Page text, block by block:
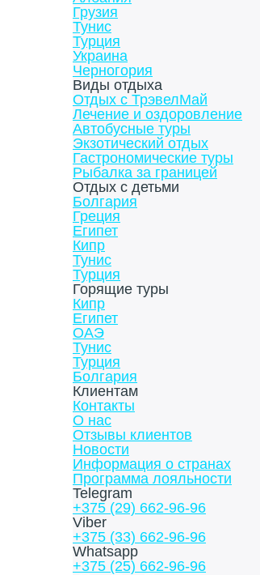
Грузия
Тунис
Турция
Украина
Черногория
Виды отдыха
Отдых с ТрэвелМай
Лечение и оздоровление
Автобусные туры
Экзотический отдых
Гастрономические туры
Рыбалка за границей
Отдых с детьми
Болгария
Греция
Египет
Кипр
Тунис
Турция
Горящие туры
Кипр
Египет
ОАЭ
Тунис
Турция
Болгария
Клиентам
Контакты
О нас
Отзывы клиентов
Новости
Информация о странах
Программа лояльности
Telegram
+375 (29) 662-96-96
Viber
+375 (33) 662-96-96
Whatsapp
+375 (25) 662-96-96